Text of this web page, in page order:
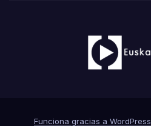
Funciona gracias a WordPress